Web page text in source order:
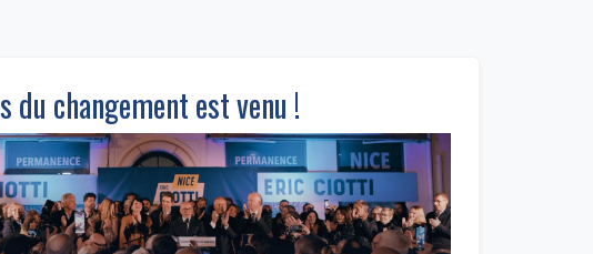
du changement est venu !